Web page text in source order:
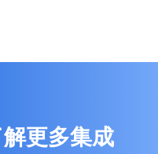
更多集成